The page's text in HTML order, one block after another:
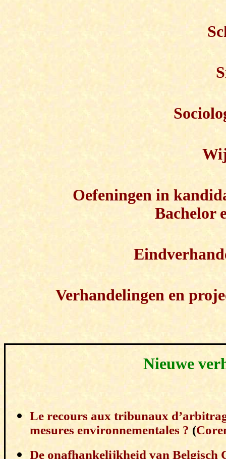
Oefeningen in
Bachelor
Verhandelingen en
Nieuwe
Le recours aux tribunaux
mesures environnementales ? (
De onafhankelijkheid van Belgisch